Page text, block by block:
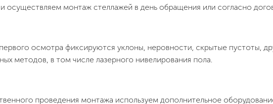
осуществляем монтаж стеллажей в день обращения или согласно
осмотра фиксируются уклоны, неровности, скрытые пустоты,
методов, в том числе лазерного нивелирования пола.
проведения монтажа используем дополнительное